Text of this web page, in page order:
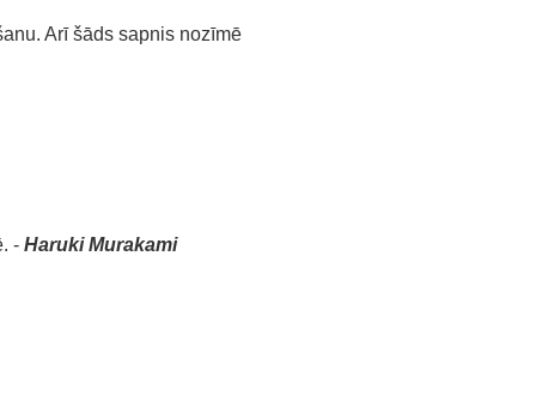
Arī šāds sapnis nozīmē
- Haruki Murakami